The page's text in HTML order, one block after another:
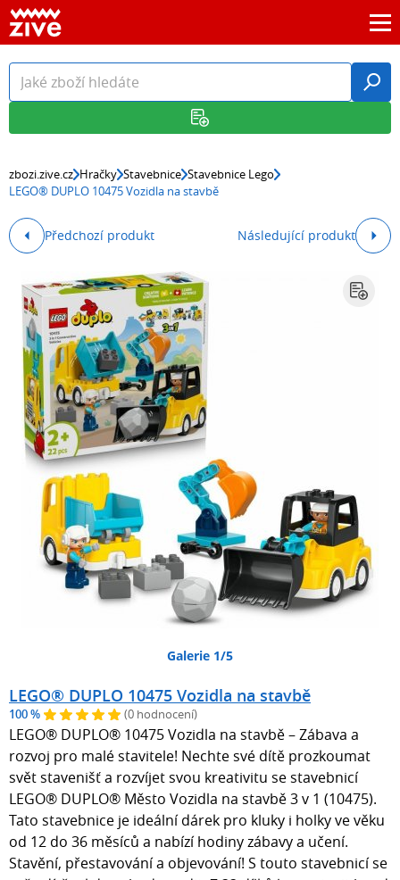
zbozi.zive.cz Hračky Stavebnice Stavebnice Lego
LEGO® DUPLO 10475 Vozidla na stavbě
Předchozí produkt Následující produkt
Galerie 1/5
LEGO® DUPLO 10475 Vozidla na stavbě
100 % (0 hodnocení)
LEGO® DUPLO® 10475 Vozidla na stavbě – Zábava a
rozvoj pro malé stavitele! Nechte své dítě prozkoumat
svět stavenišť a rozvíjet svou kreativitu se stavebnicí
LEGO® DUPLO® Město Vozidla na stavbě 3 v 1 (10475).
Tato stavebnice je ideální dárek pro kluky i holky ve věku
od 12 do 36 měsíců a nabízí hodiny zábavy a učení.
Stavění, přestavování a objevování! S touto stavebnicí se